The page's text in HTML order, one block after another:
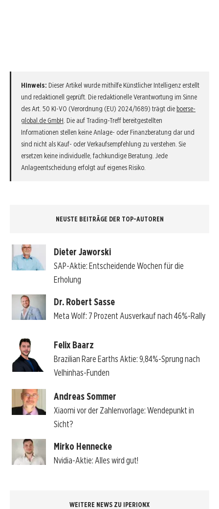
Hinweis: Dieser Artikel wurde mithilfe Künstlicher Intelligenz erstellt
und redaktionell geprüft. Die redaktionelle Verantwortung im Sinne
des Art. 50 KI-VO (Verordnung (EU) 2024/1689) trägt die boerse-
global.de GmbH . Die auf Trading-Treff bereitgestellten
Informationen stellen keine Anlage- oder Finanzberatung dar und
sind nicht als Kauf- oder Verkaufsempfehlung zu verstehen. Sie
ersetzen keine individuelle, fachkundige Beratung. Jede
Anlageentscheidung erfolgt auf eigenes Risiko.
NEUSTE BEITRÄGE DER TOP-AUTOREN
Dieter Jaworski
SAP-Aktie: Entscheidende Wochen für die
Erholung
Dr. Robert Sasse
Meta Wolf: 7 Prozent Ausverkauf nach 46%-Rally
Felix Baarz
Brazilian Rare Earths Aktie: 9,84%-Sprung nach
Velhinhas-Funden
Andreas Sommer
Xiaomi vor der Zahlenvorlage: Wendepunkt in
Sicht?
Mirko Hennecke
Nvidia-Aktie: Alles wird gut!
WEITERE NEWS ZU IPERIONX